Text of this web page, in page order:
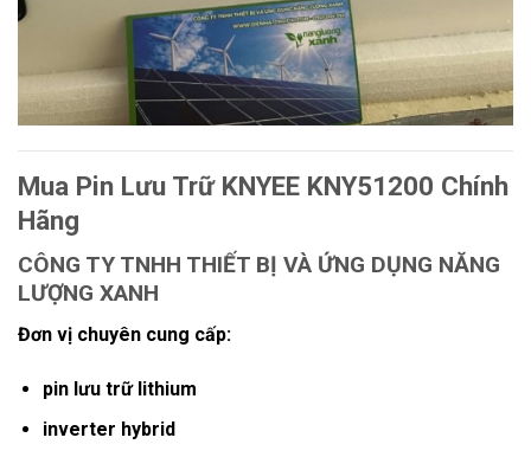
Mua Pin Lưu Trữ KNYEE KNY51200 Chính
Hãng
CÔNG TY TNHH THIẾT BỊ VÀ ỨNG DỤNG NĂNG
LƯỢNG XANH
Đơn vị chuyên cung cấp:
pin lưu trữ lithium
inverter hybrid